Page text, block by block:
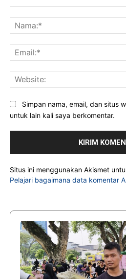
Simpan nama, email, dan situs
untuk lain kali saya berkomentar.
Situs ini menggunakan Akismet
Pelajari bagaimana data komentar